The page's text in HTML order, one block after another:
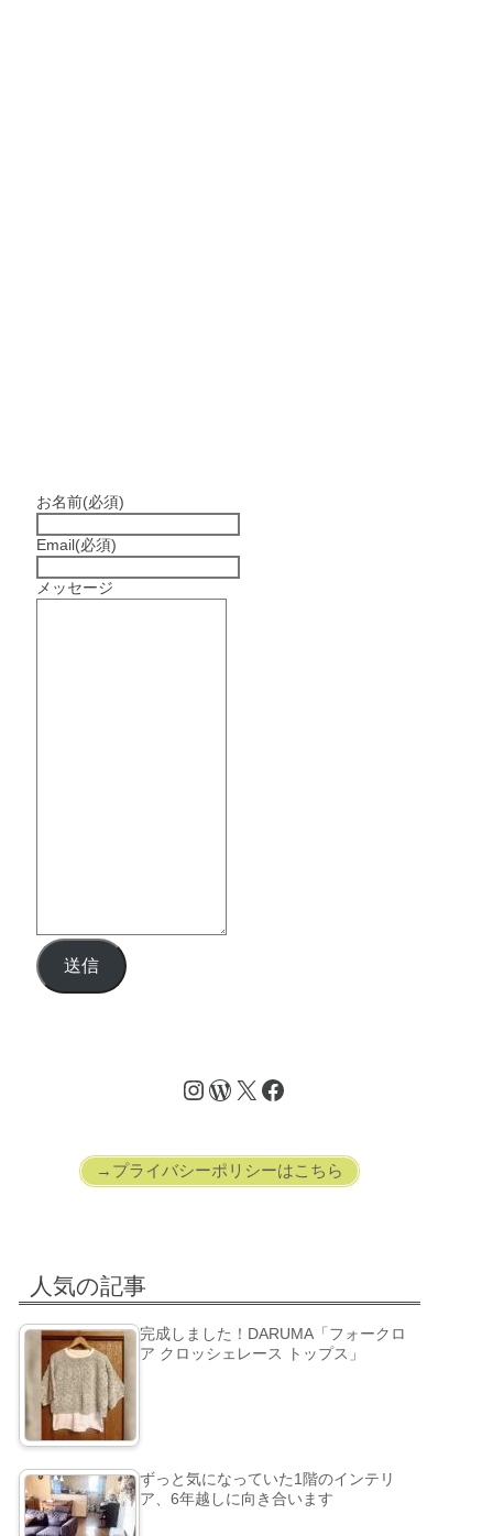
お名前(必須)
Email(必須)
メッセージ
送信
→プライバシーポリシーはこちら
人気の記事
完成しました！DARUMA「フォークロ
ア クロッシェレース トップス」
ずっと気になっていた1階のインテリ
ア、6年越しに向き合います